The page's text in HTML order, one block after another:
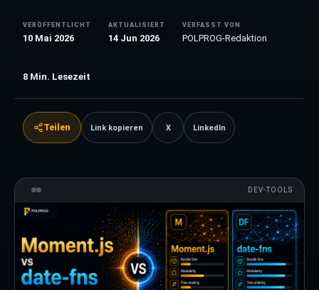
VERÖFFENTLICHT
10 Mai 2026
AKTUALISIERT
14 Jun 2026
VERFASST VON
POLPROG-Redaktion
8 Min. Lesezeit
Teilen Link kopieren X LinkedIn
DEV-TOOLS